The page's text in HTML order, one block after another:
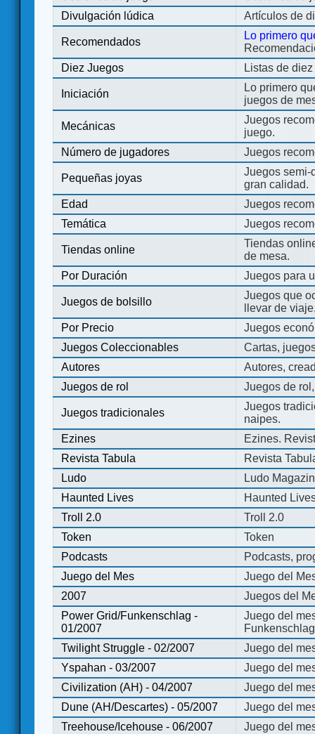
Divulgación lúdica
Artículos de
Recomendados
Lo primero
Diez Juegos
Listas de
Iniciación
Lo primero
juegos de
Mecánicas
Juegos
juego.
Número de jugadores
Juegos
Pequeñas joyas
Juegos semi-
gran calidad.
Edad
Juegos
Temática
Juegos
Tiendas online
Tiendas
de mesa.
Por Duración
Juegos para
Juegos de bolsillo
Juegos que
llevar de
Por Precio
Juegos
Juegos Coleccionables
Cartas,
Autores
Autores,
Juegos de rol
Juegos de
Juegos tradicionales
Juegos
naipes.
Ezines
Ezines.
Revista Tabula
Revista
Ludo
Ludo
Haunted Lives
Haunted
Troll 2.0
Troll 2.0
Token
Token
Podcasts
Podcasts,
Juego del Mes
Juego del
2007
Juegos del
Power Grid/Funkenschlag -
01/2007
Juego del
Twilight Struggle - 02/2007
Juego del
Yspahan - 03/2007
Juego del
Civilization (AH) - 04/2007
Juego del
Dune (AH/Descartes) - 05/2007
Juego del
Treehouse/Icehouse - 06/2007
Juego del